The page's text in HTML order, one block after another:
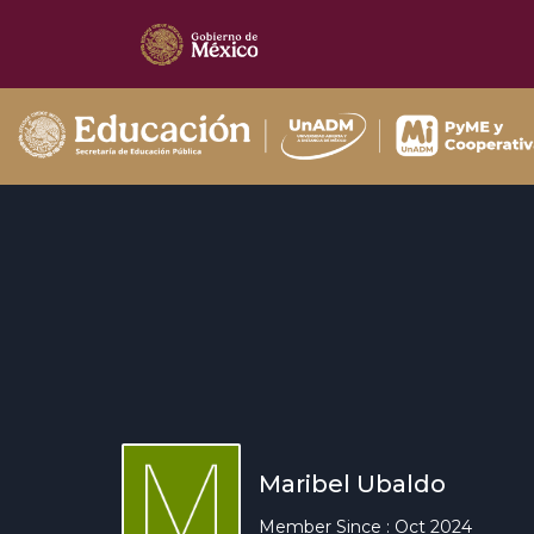
Maribel Ubaldo
Member Since : Oct 2024